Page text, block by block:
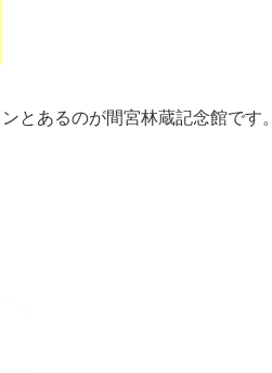
とあるのが間宮林蔵記念館です。